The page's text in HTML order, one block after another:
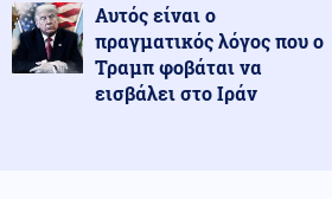
Αυτός είναι ο
πραγματικός λόγος που ο
Τραμπ φοβάται να
εισβάλει στο Ιράν